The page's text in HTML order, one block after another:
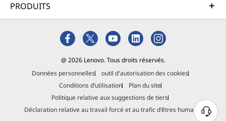
PRODUITS
@ 2026 Lenovo. Tous droits réservés.
Données personnelles
outil d'autorisation des cookies
Conditions d’utilisation
Plan du site
Politique relative aux suggestions de tiers
Déclaration relative au travail forcé et au trafic d'êtres humains